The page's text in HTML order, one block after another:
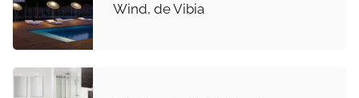
Wind, de Vibia